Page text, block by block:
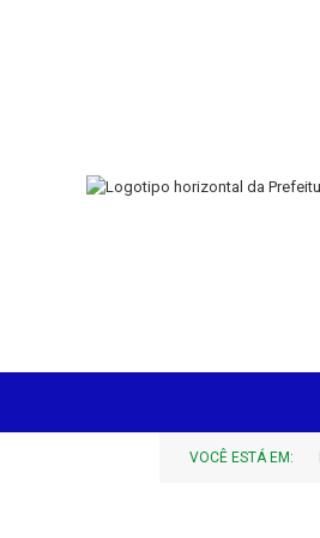
VOCÊ ESTÁ EM: